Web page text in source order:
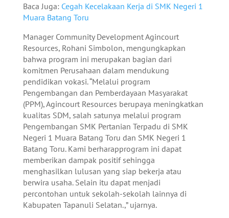
Baca Juga: Cegah Kecelakaan Kerja di SMK Negeri 1
Muara Batang Toru
Manager Community Development Agincourt
Resources, Rohani Simbolon, mengungkapkan
bahwa program ini merupakan bagian dari
komitmen Perusahaan dalam mendukung
pendidikan vokasi. “Melalui program
Pengembangan dan Pemberdayaan Masyarakat
(PPM), Agincourt Resources berupaya meningkatkan
kualitas SDM, salah satunya melalui program
Pengembangan SMK Pertanian Terpadu di SMK
Negeri 1 Muara Batang Toru dan SMK Negeri 1
Batang Toru. Kami berharapprogram ini dapat
memberikan dampak positif sehingga
menghasilkan lulusan yang siap bekerja atau
berwira usaha. Selain itu dapat menjadi
percontohan untuk sekolah-sekolah lainnya di
Kabupaten Tapanuli Selatan.,” ujarnya.